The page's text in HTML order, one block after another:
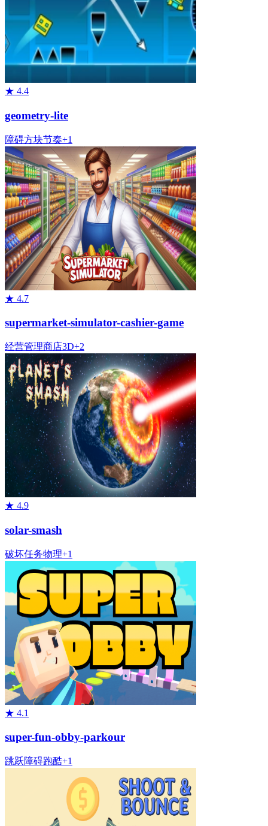
★ 4.4
geometry-lite
障碍方块节奏+1
★ 4.7
supermarket-simulator-cashier-game
经营管理商店3D+2
★ 4.9
solar-smash
破坏任务物理+1
★ 4.1
super-fun-obby-parkour
跳跃障碍跑酷+1